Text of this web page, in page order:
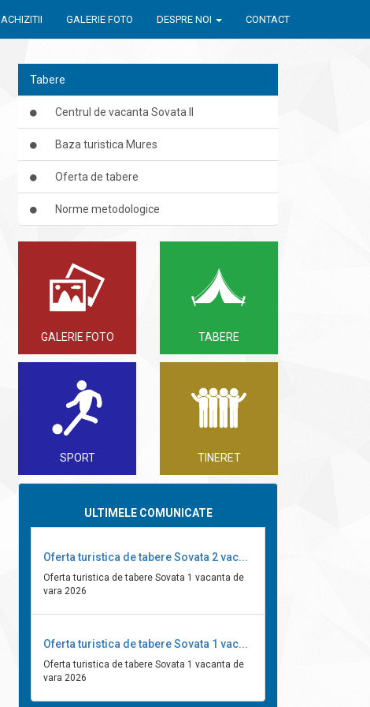
ACHIZITII GALERIE FOTO DESPRE NOI CONTACT
Tabere
Centrul de vacanta Sovata II
Baza turistica Mures
Oferta de tabere
Norme metodologice
GALERIE FOTO TABERE
SPORT TINERET
ULTIMELE COMUNICATE
Oferta turistica de tabere Sovata 2 vac...
Oferta turistica de tabere Sovata 1 vacanta de
vara 2026
Oferta turistica de tabere Sovata 1 vac...
Oferta turistica de tabere Sovata 1 vacanta de
vara 2026